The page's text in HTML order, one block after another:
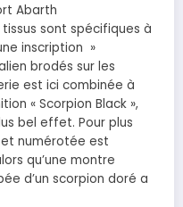
Abarth
sont spécifiques à
inscription »
brodés sur les
est ici combinée à
« Scorpion Black »,
bel effet. Pour plus
et numérotée est
qu’une montre
d’un scorpion doré a